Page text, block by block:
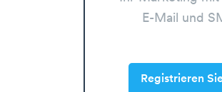
E-Mail und
Registrieren